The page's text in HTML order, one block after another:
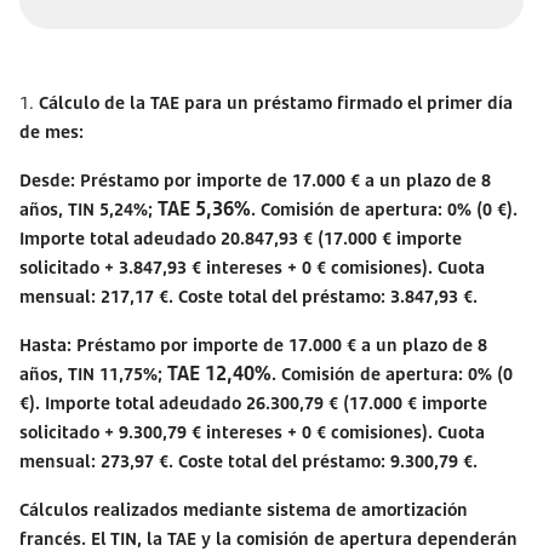
1. Cálculo de la TAE para un préstamo firmado el primer día
de mes:
Desde: Préstamo por importe de 17.000 € a un plazo de 8
años, TIN 5,24%; TAE 5,36%. Comisión de apertura: 0% (0 €).
Importe total adeudado 20.847,93 € (17.000 € importe
solicitado + 3.847,93 € intereses + 0 € comisiones). Cuota
mensual: 217,17 €. Coste total del préstamo: 3.847,93 €.
Hasta: Préstamo por importe de 17.000 € a un plazo de 8
años, TIN 11,75%; TAE 12,40%. Comisión de apertura: 0% (0
€). Importe total adeudado 26.300,79 € (17.000 € importe
solicitado + 9.300,79 € intereses + 0 € comisiones). Cuota
mensual: 273,97 €. Coste total del préstamo: 9.300,79 €.
Cálculos realizados mediante sistema de amortización
francés. El TIN, la TAE y la comisión de apertura dependerán